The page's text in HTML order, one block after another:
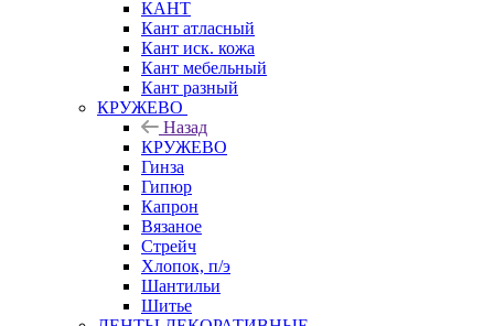
КАНТ
Кант атласный
Кант иск. кожа
Кант мебельный
Кант разный
КРУЖЕВО
Назад
КРУЖЕВО
Гинза
Гипюр
Капрон
Вязаное
Стрейч
Хлопок, п/э
Шантильи
Шитье